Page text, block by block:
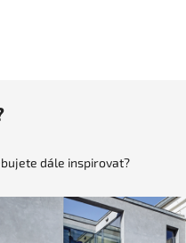
dále inspirovat?